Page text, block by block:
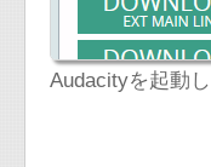
Audacityを起動